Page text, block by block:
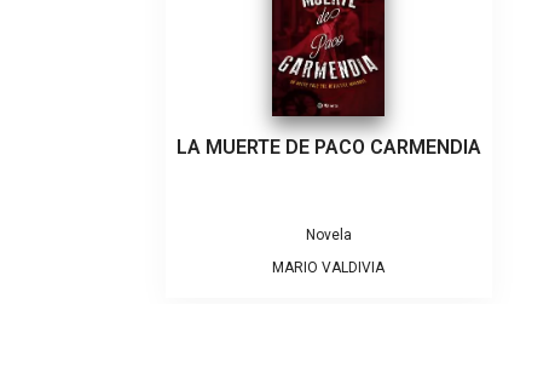
LA MUERTE DE PACO CARMENDIA
Novela
MARIO VALDIVIA